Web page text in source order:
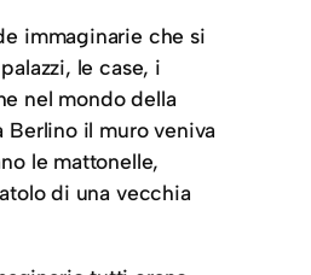
immaginarie che si
le case, i
nel mondo della
Berlino il muro veniva
le mattonelle,
di una vecchia